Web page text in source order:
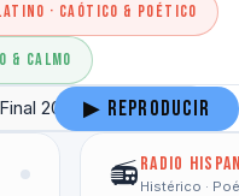
· Caótico & Poético
& Calmo
▶ Reproducir
📻Radio
Histérico ·